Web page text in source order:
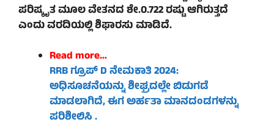
ಪರಿಷ್ಕೃತ ಮೂಲ ವೇತನದ ಶೇ.0.722 ರಷ್ಟು ಆಗಿರುತ್ತದೆ
ಎಂದು ವರದಿಯಲ್ಲಿ ಶಿಫಾರಸು ಮಾಡಿದೆ.
Read more…
RRB ಗ್ರೂಪ್ D ನೇಮಕಾತಿ 2024:
ಅಧಿಸೂಚನೆಯನ್ನು ಶೀಘ್ರದಲ್ಲೇ ಬಿಡುಗಡೆ
ಮಾಡಲಾಗಿದೆ, ಈಗ ಅರ್ಹತಾ ಮಾನದಂಡಗಳನ್ನು
ಪರಿಶೀಲಿಸಿ .